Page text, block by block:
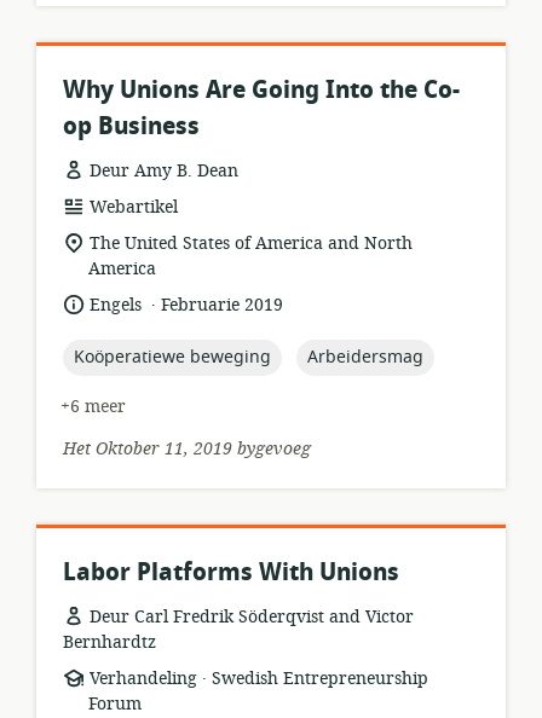
Why Unions Are Going Into the Co-
op Business
Deur Amy B. Dean
hulpbronformaat:
Webartikel
ligging
van
relevansie:
The United States of America and North
America
taal:Engels .
datumFebruarie 2019
topic:
Koöperatiewe beweging topic:
Arbeidersmag
+6 meer
Het Oktober 11, 2019 bygevoeg
Labor Platforms With Unions
Deur Carl Fredrik Söderqvist and Victor
Bernhardtz
hulpbronformaat:
Verhandeling .
uitgewer:
Swedish Entrepreneurship
Forum